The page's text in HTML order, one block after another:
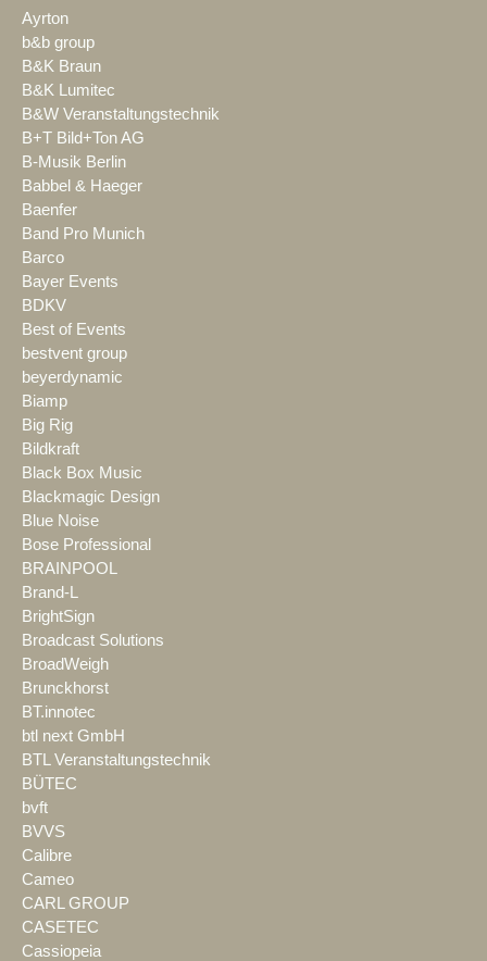
Ayrton
b&b group
B&K Braun
B&K Lumitec
B&W Veranstaltungstechnik
B+T Bild+Ton AG
B-Musik Berlin
Babbel & Haeger
Baenfer
Band Pro Munich
Barco
Bayer Events
BDKV
Best of Events
bestvent group
beyerdynamic
Biamp
Big Rig
Bildkraft
Black Box Music
Blackmagic Design
Blue Noise
Bose Professional
BRAINPOOL
Brand-L
BrightSign
Broadcast Solutions
BroadWeigh
Brunckhorst
BT.innotec
btl next GmbH
BTL Veranstaltungstechnik
BÜTEC
bvft
BVVS
Calibre
Cameo
CARL GROUP
CASETEC
Cassiopeia